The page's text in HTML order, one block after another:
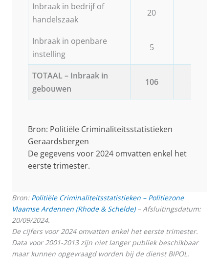
Inbraak in bedrijf of
handelszaak
20
Inbraak in openbare
instelling
5
TOTAAL – Inbraak in
gebouwen
106 87
Bron: Politiële Criminaliteitsstatistieken
Geraardsbergen
De gegevens voor 2024 omvatten enkel het
eerste trimester.
Bron: Politiële Criminaliteitsstatistieken – Politiezone
Vlaamse Ardennen (Rhode & Schelde)– Afsluitingsdatum:
20/09/2024.
De cijfers voor 2024 omvatten enkel het eerste trimester.
Data voor 2001-2013 zijn niet langer publiek beschikbaar
maar kunnen opgevraagd worden bij de dienst BIPOL.